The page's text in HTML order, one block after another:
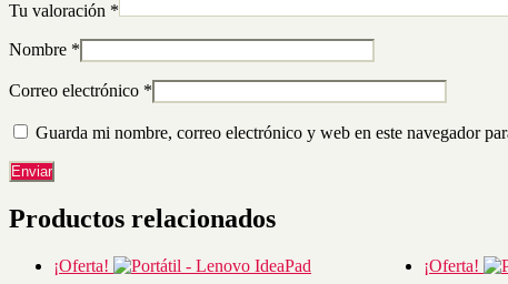
Tu valoración *
Nombre *
Correo electrónico *
Guarda mi nombre, correo electrónico y web en este navegador
Productos relacionados
¡Oferta! ¡Oferta!